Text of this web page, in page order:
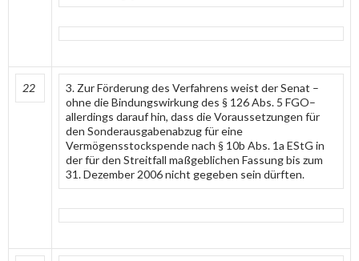
22
3. Zur Förderung des Verfahrens weist der Senat –
ohne die Bindungswirkung des § 126 Abs. 5 FGO–
allerdings darauf hin, dass die Voraussetzungen für
den Sonderausgabenabzug für eine
Vermögensstockspende nach § 10b Abs. 1a EStG in
der für den Streitfall maßgeblichen Fassung bis zum
31. Dezember 2006 nicht gegeben sein dürften.